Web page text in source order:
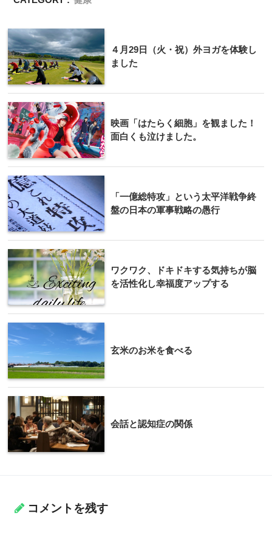
４月29日（火・祝）外ヨガを体験し
ました
映画「はたらく細胞」を観ました！
面白くも泣けました。
「一億総特攻」という太平洋戦争終
盤の日本の軍事戦略の愚行
ワクワク、ドキドキする気持ちが脳
を活性化し幸福度アップする
玄米のお米を食べる
会話と認知症の関係
コメントを残す